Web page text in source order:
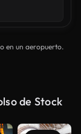
en un aeropuerto.
de Stock